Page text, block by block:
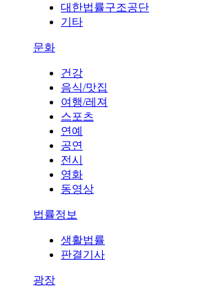
대한법률구조공단
기타
문화
건강
음식/맛집
여행/레져
스포츠
연예
공연
전시
영화
동영상
법률정보
생활법률
판결기사
광장